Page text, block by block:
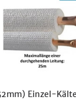
Einzel-